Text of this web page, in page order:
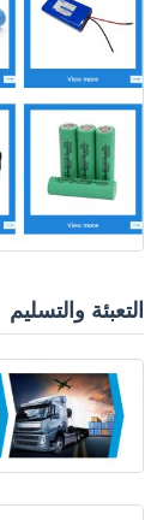
التعبئة والتسليم